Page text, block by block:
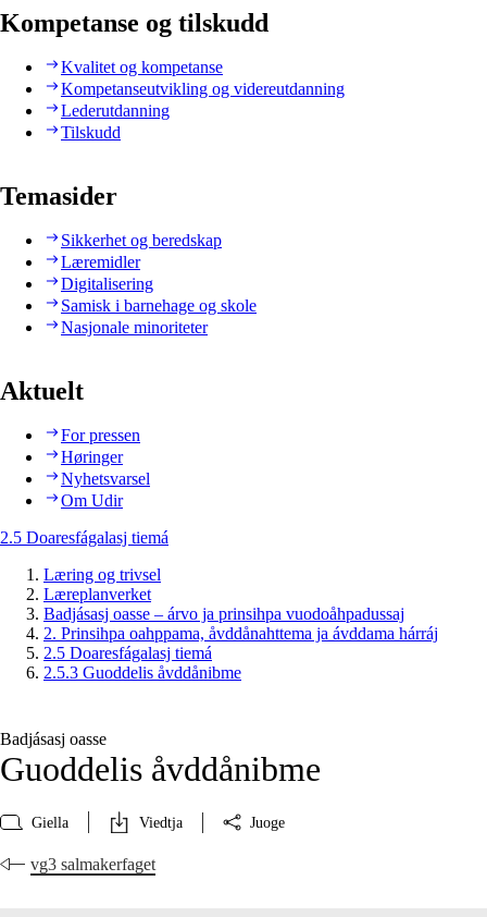
Kompetanse og tilskudd
Kvalitet og kompetanse
Kompetanseutvikling og videreutdanning
Lederutdanning
Tilskudd
Temasider
Sikkerhet og beredskap
Læremidler
Digitalisering
Samisk i barnehage og skole
Nasjonale minoriteter
Aktuelt
For pressen
Høringer
Nyhetsvarsel
Om Udir
2.5 Doaresfágalasj tiemá
Læring og trivsel
Læreplanverket
Badjásasj oasse – árvo ja prinsihpa vuodoåhpadussaj
2. Prinsihpa oahppama, åvddånahttema ja ávddama hárráj
2.5 Doaresfágalasj tiemá
2.5.3 Guoddelis åvddånibme
Badjásasj oasse
Guoddelis åvddånibme
Giella Viedtja Juoge
vg3 salmakerfaget